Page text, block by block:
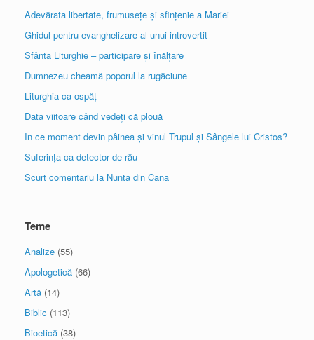
Adevărata libertate, frumusețe și sfințenie a Mariei
Ghidul pentru evanghelizare al unui introvertit
Sfânta Liturghie – participare și înălțare
Dumnezeu cheamă poporul la rugăciune
Liturghia ca ospăț
Data viitoare când vedeți că plouă
În ce moment devin pâinea și vinul Trupul și Sângele lui Cristos?
Suferința ca detector de rău
Scurt comentariu la Nunta din Cana
Teme
Analize (55)
Apologetică (66)
Artă (14)
Biblic (113)
Bioetică (38)